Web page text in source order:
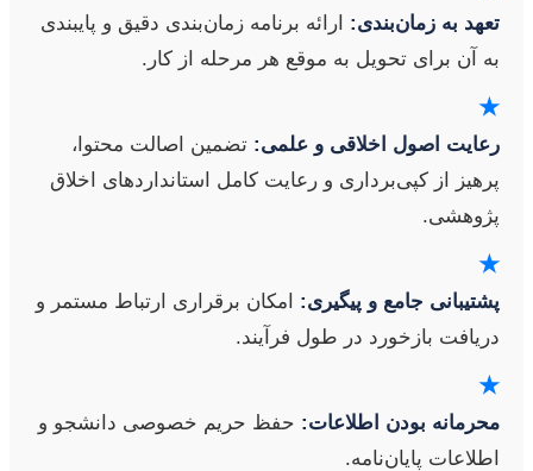
تعهد به زمان‌بندی: ارائه برنامه زمان‌بندی دقیق و پایبندی
به آن برای تحویل به موقع هر مرحله از کار.
★
رعایت اصول اخلاقی و علمی: تضمین اصالت محتوا،
پرهیز از کپی‌برداری و رعایت کامل استانداردهای اخلاق
پژوهشی.
★
پشتیبانی جامع و پیگیری: امکان برقراری ارتباط مستمر و
دریافت بازخورد در طول فرآیند.
★
محرمانه بودن اطلاعات: حفظ حریم خصوصی دانشجو و
اطلاعات پایان‌نامه.